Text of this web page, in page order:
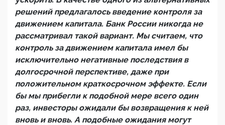
решений предлагалось введение контроля за
движением капитала. Банк России никогда не
рассматривал такой вариант. Мы считаем, что
контроль за движением капитала имел бы
исключительно негативные последствия в
долгосрочной перспективе, даже при
положительном краткосрочном эффекте. Если
бы мы прибегли к подобной мере всего один
раз, инвесторы ожидали бы возвращения к ней
вновь и вновь. А подобные ожидания могут